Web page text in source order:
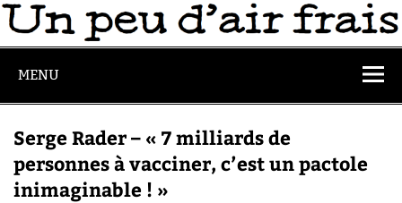
MENU
Serge Rader – « 7 milliards de
personnes à vacciner, c’est un pactole
inimaginable ! »